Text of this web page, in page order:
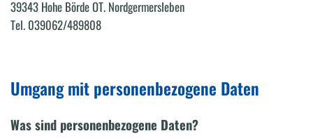
39343 Hohe Börde OT. Nordgermersleben
Tel. 039062/489808
Umgang mit personenbezogene Daten
Was sind personenbezogene Daten?